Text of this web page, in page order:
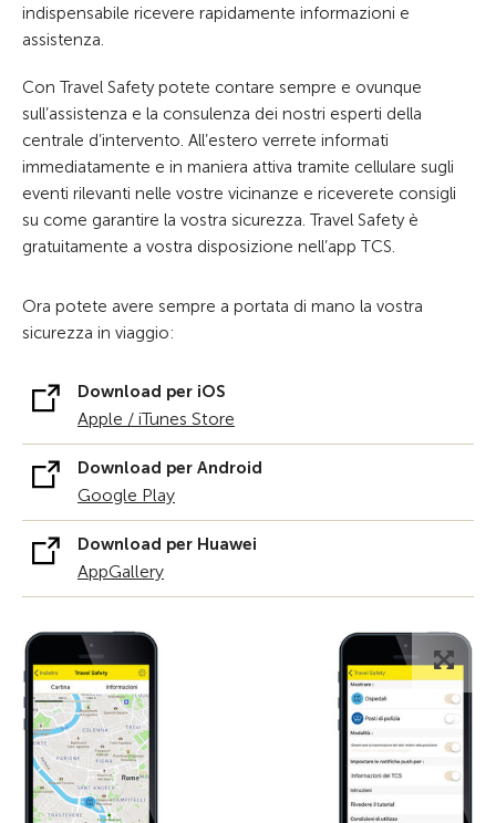
indispensabile ricevere rapidamente informazioni e
assistenza.
Con Travel Safety potete contare sempre e ovunque
sull’assistenza e la consulenza dei nostri esperti della
centrale d’intervento. All’estero verrete informati
immediatamente e in maniera attiva tramite cellulare sugli
eventi rilevanti nelle vostre vicinanze e riceverete consigli
su come garantire la vostra sicurezza. Travel Safety è
gratuitamente a vostra disposizione nell’app TCS.
Ora potete avere sempre a portata di mano la vostra
sicurezza in viaggio:
Download per iOS
Apple / iTunes Store
Download per Android
Google Play
Download per Huawei
AppGallery